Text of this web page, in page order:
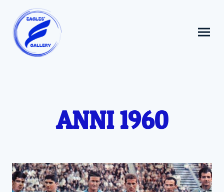
ANNI 1960